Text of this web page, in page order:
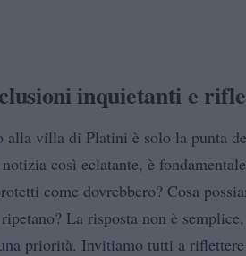
inquietanti e
alla villa di Platini è solo la punta
così eclatante, è
come dovrebbero? Cosa
La risposta non è
priorità. Invitiamo tutti a